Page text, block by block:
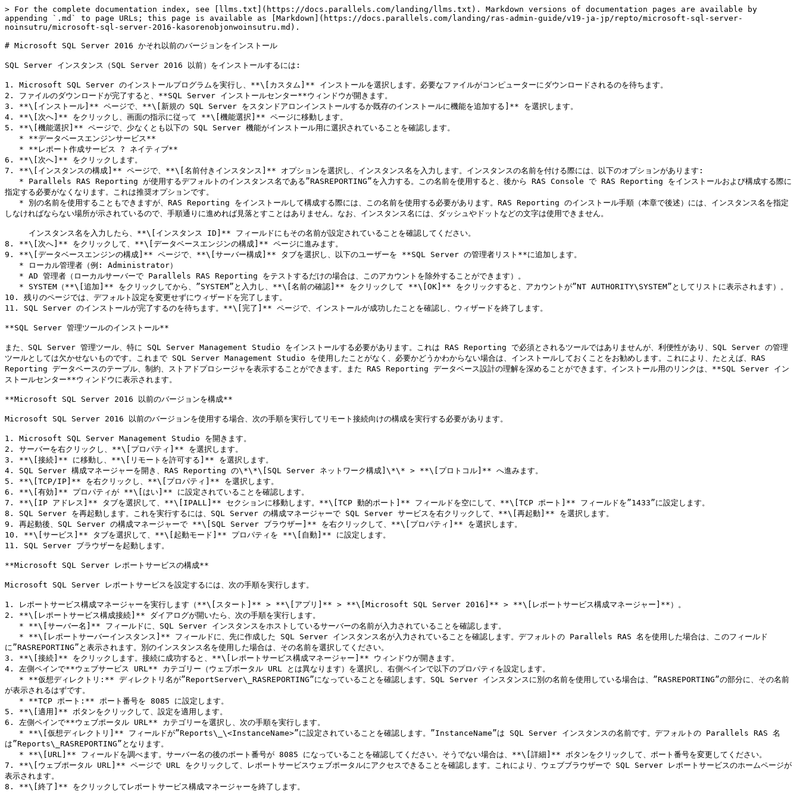
> For the complete documentation index, see [llms.txt](https://docs.parallels.com/landing/llms.txt). Markdown versions of documentation pages are available by
appending `.md` to page URLs; this page is available as [Markdown](https://docs.parallels.com/landing/ras-admin-guide/v19-ja-jp/repto/microsoft-sql-server-
noinsutru/microsoft-sql-server-2016-kasorenobjonwoinsutru.md).
# Microsoft SQL Server 2016 かそれ以前のバージョンをインストール
SQL Server インスタンス（SQL Server 2016 以前）をインストールするには:
1. Microsoft SQL Server のインストールプログラムを実行し、**\[カスタム]** インストールを選択します。必要なファイルがコンピューターにダウンロードされるのを待ちます。
2. ファイルのダウンロードが完了すると、**SQL Server インストールセンター**ウィンドウが開きます。
3. **\[インストール]** ページで、**\[新規の SQL Server をスタンドアロンインストールするか既存のインストールに機能を追加する]** を選択します。
4. **\[次へ]** をクリックし、画面の指示に従って **\[機能選択]** ページに移動します。
5. **\[機能選択]** ページで、少なくとも以下の SQL Server 機能がインストール用に選択されていることを確認します。
6. **\[次へ]** をクリックします。
7. **\[インスタンスの構成]** ページで、**\[名前付きインスタンス]** オプションを選択し、インスタンス名を入力します。インスタンスの名前を付ける際には、以下のオプションがあります:
指定する必要がなくなります。これは推奨オプションです。
しなければならない場所が示されているので、手順通りに進めれば見落とすことはありません。なお、インスタンス名には、ダッシュやドットなどの文字は使用できません。
8. **\[次へ]** をクリックして、**\[データベースエンジンの構成]** ページに進みます。
9. **\[データベースエンジンの構成]** ページで、**\[サーバー構成]** タブを選択し、以下のユーザーを **SQL Server の管理者リスト**に追加します。
10. 残りのページでは、デフォルト設定を変更せずにウィザードを完了します。
11. SQL Server のインストールが完了するのを待ちます。**\[完了]** ページで、インストールが成功したことを確認し、ウィザードを終了します。
**SQL Server 管理ツールのインストール**
また、SQL Server 管理ツール、特に SQL Server Management Studio をインストールする必要があります。これは RAS Reporting で必須とされるツールではありませんが、利便性があり、SQL Server の管理
ツールとしては欠かせないものです。これまで SQL Server Management Studio を使用したことがなく、必要かどうかわからない場合は、インストールしておくことをお勧めします。これにより、たとえば、RAS
Reporting データベースのテーブル、制約、ストアドプロシージャを表示することができます。また RAS Reporting データベース設計の理解を深めることができます。インストール用のリンクは、**SQL Server イン
ストールセンター**ウィンドウに表示されます。
**Microsoft SQL Server 2016 以前のバージョンを構成**
Microsoft SQL Server 2016 以前のバージョンを使用する場合、次の手順を実行してリモート接続向けの構成を実行する必要があります。
1. Microsoft SQL Server Management Studio を開きます。
2. サーバーを右クリックし、**\[プロパティ]** を選択します。
3. **\[接続]** に移動し、**\[リモートを許可する]** を選択します。
4. SQL Server 構成マネージャーを開き、RAS Reporting の\*\*\[SQL Server ネットワーク構成]\*\* > **\[プロトコル]** へ進みます。
5. **\[TCP/IP]** を右クリックし、**\[プロパティ]** を選択します。
6. **\[有効]** プロパティが **\[はい]** に設定されていることを確認します。
7. **\[IP アドレス]** タブを選択して、**\[IPALL]** セクションに移動します。**\[TCP 動的ポート]** フィールドを空にして、**\[TCP ポート]** フィールドを”1433”に設定します。
8. SQL Server を再起動します。これを実行するには、SQL Server の構成マネージャーで SQL Server サービスを右クリックして、**\[再起動]** を選択します。
9. 再起動後、SQL Server の構成マネージャーで **\[SQL Server ブラウザー]** を右クリックして、**\[プロパティ]** を選択します。
10. **\[サービス]** タブを選択して、**\[起動モード]** プロパティを **\[自動]** に設定します。
11. SQL Server ブラウザーを起動します。
**Microsoft SQL Server レポートサービスの構成**
Microsoft SQL Server レポートサービスを設定するには、次の手順を実行します。
1. レポートサービス構成マネージャーを実行します（**\[スタート]** > **\[アプリ]** > **\[Microsoft SQL Server 2016]** > **\[レポートサービス構成マネージャー]**）。
2. **\[レポートサービス構成接続]** ダイアログが開いたら、次の手順を実行します。
に”RASREPORTING”と表示されます。別のインスタンス名を使用した場合は、その名前を選択してください。
3. **\[接続]** をクリックします。接続に成功すると、**\[レポートサービス構成マネージャー]** ウィンドウが開きます。
4. 左側ペインで**ウェブサービス URL** カテゴリー（ウェブポータル URL とは異なります）を選択し、右側ペインで以下のプロパティを設定します。
が表示されるはずです。
5. **\[適用]** ボタンをクリックして、設定を適用します。
6. 左側ペインで**ウェブポータル URL** カテゴリーを選択し、次の手順を実行します。
は”Reports\_RASREPORTING”となります。
7. **\[ウェブポータル URL]** ページで URL をクリックして、レポートサービスウェブポータルにアクセスできることを確認します。これにより、ウェブブラウザーで SQL Server レポートサービスのホームページが
表示されます。
8. **\[終了]** をクリックしてレポートサービス構成マネージャーを終了します。